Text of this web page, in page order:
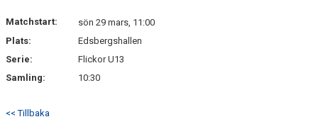
Matchstart:
sön 29 mars, 11:00
Plats:
Edsbergshallen
Serie:
Flickor U13
Samling:
10:30
<< Tillbaka